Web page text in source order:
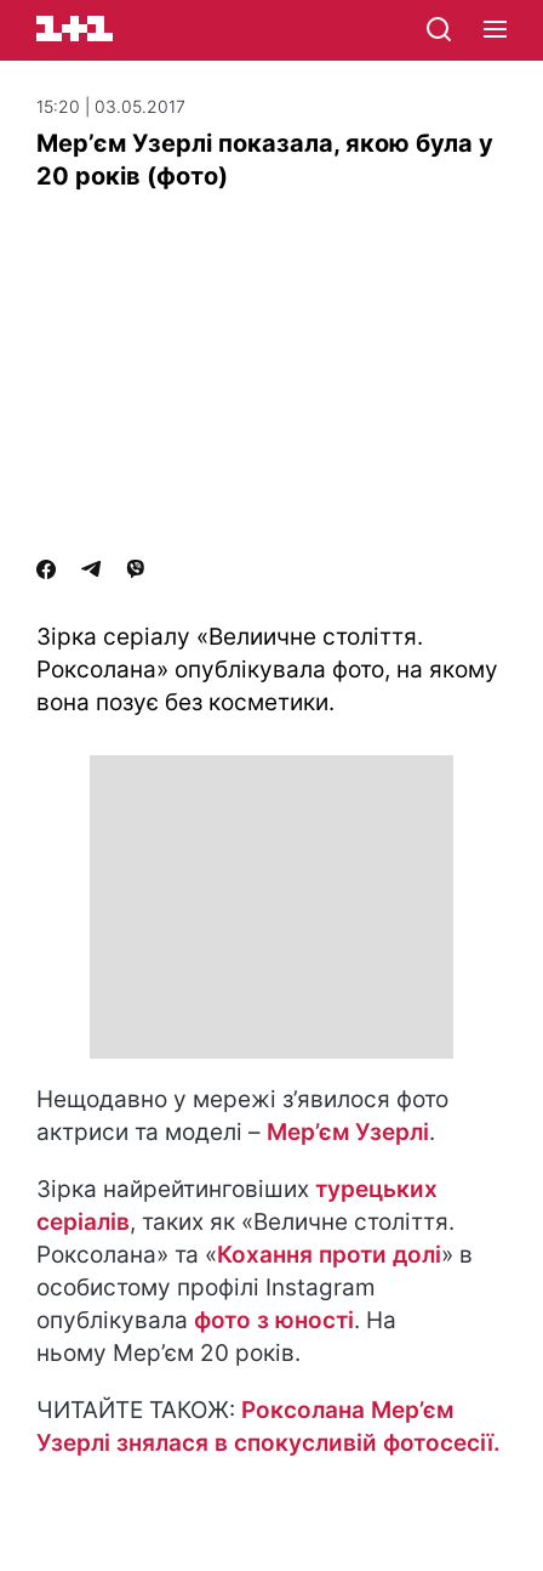
15:20 | 03.05.2017
Мер’єм Узерлі показала, якою була у
20 років (фото)
Зірка серіалу «Велиичне століття.
Роксолана» опублікувала фото, на якому
вона позує без косметики.
Нещодавно у мережі з’явилося фото
актриси та моделі – Мер’єм Узерлі.
Зірка найрейтинговіших турецьких
серіалів, таких як «Величне століття.
Роксолана» та «Кохання проти долі» в
особистому профілі Instagram
опублікувала фото з юності. На
ньому Мер’єм 20 років.
ЧИТАЙТЕ ТАКОЖ: Роксолана Мер’єм
Узерлі знялася в спокусливій фотосесії.